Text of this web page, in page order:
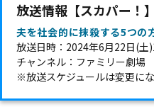
放送情報【スカパー！】
夫を社会的に抹殺する5つの
放送日時：2024年6月22日(土
チャンネル：ファミリー劇場
※放送スケジュールは変更に